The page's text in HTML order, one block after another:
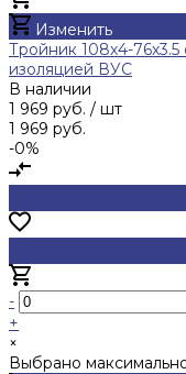
Изменить
Тройник 108х4-
изоляцией ВУС
В наличии
1 969 руб. / шт
1 969 руб.
-0%
-
+
×
Выбрано